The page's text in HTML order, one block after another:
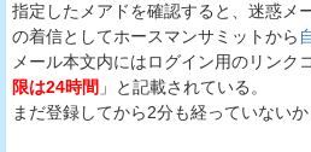
指定したメアドを確認すると、迷惑メ
の着信としてホースマンサミットから
メール本文内にはログイン用のリンク
限は24時間 」と記載されている。
まだ登録してから2分も経っていない